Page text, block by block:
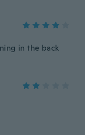
in the back